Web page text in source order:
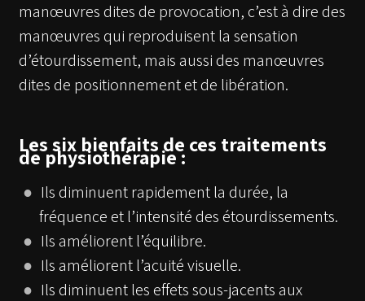
manœuvres dites de provocation, c’est à dire des
manœuvres qui reproduisent la sensation
d’étourdissement, mais aussi des manœuvres
dites de positionnement et de libération.
Les six bienfaits de ces traitements
de physiothérapie :
Ils diminuent rapidement la durée, la
fréquence et l’intensité des étourdissements.
Ils améliorent l’équilibre.
Ils améliorent l’acuité visuelle.
Ils diminuent les effets sous-jacents aux